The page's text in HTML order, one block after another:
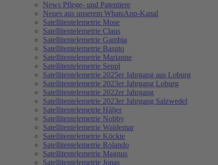
News Pflege- und Patentiere
Neues aus unserem WhatsApp-Kanal
Satellitentelemetrie Mose
Satellitentelemetrie Claus
Satellitentelemetrie Gambia
Satellitentelemetrie Basuto
Satellitentelemetrie Marianne
Satellitentelemetrie Seppl
Satellitentelemetrie 2025er Jahrgang aus Loburg
Satellitentelemetrie 2023er Jahrgang Loburg
Satellitentelemetrie 2022er Jahrgang
Satellitentelemetrie 2023er Jahrgang Salzwedel
Satellitentelemetrie Håljer
Satellitentelemetrie Nobby
Satellitentelemetrie Waldemar
Satellitentelemetrie Köckte
Satellitentelemetrie Rolando
Satellitentelemetrie Magnus
Satellitentelemetrie Jonas